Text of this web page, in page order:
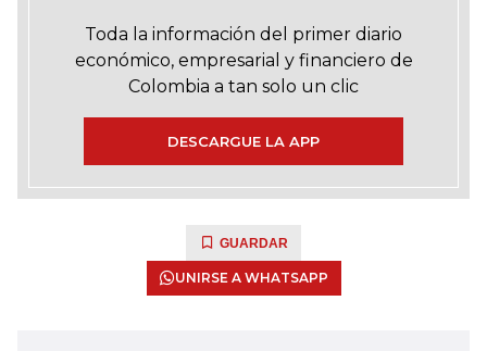
Toda la información del primer diario
económico, empresarial y financiero de
Colombia a tan solo un clic
DESCARGUE LA APP
GUARDAR
UNIRSE A WHATSAPP